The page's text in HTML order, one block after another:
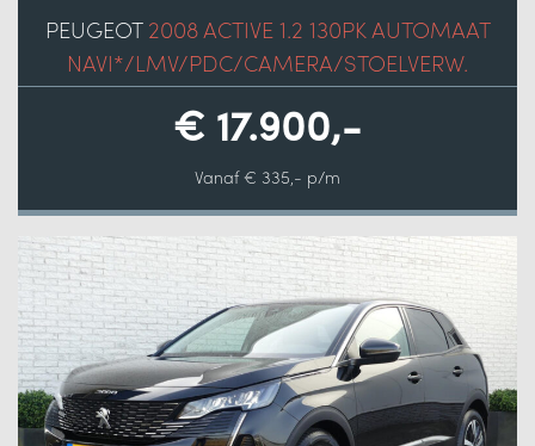
PEUGEOT2008 ACTIVE 1.2 130PK AUTOMAAT
NAVI*/LMV/PDC/CAMERA/STOELVERW.
€ 17.900,-
Vanaf € 335,- p/m